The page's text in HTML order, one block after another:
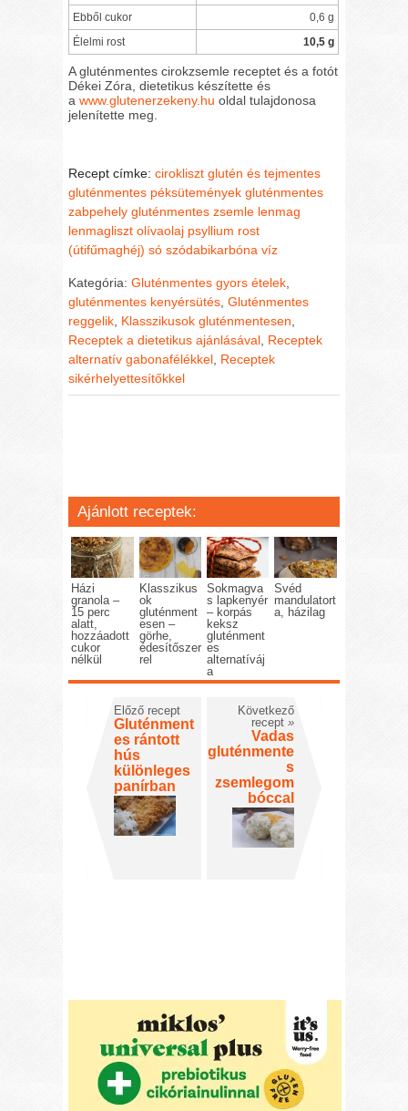
Ebből cukor
0,6 g
Élelmi rost
10,5 g
A gluténmentes cirokzsemle receptet és a fotót
Dékei Zóra, dietetikus készítette és
awww.glutenerzekeny.hu oldal tulajdonosa
jelenítette meg.
Recept címke:cirokliszt glutén és tejmentes
gluténmentes péksütemények gluténmentes
zabpehely gluténmentes zsemle lenmag
lenmagliszt olívaolaj psyllium rost
(útifűmaghéj) só szódabikarbóna víz
Kategória:Gluténmentes gyors ételek,
gluténmentes kenyérsütés,Gluténmentes
reggelik, Klasszikusok gluténmentesen,
Receptek a dietetikus ajánlásával, Receptek
alternatív gabonafélékkel, Receptek
sikérhelyettesítőkkel
Ajánlott receptek:
Házi
granola –
15 perc
alatt,
hozzáadott
cukor
nélkül
Klasszikus
ok
gluténment
esen –
görhe,
édesítőszer
rel
Sokmagva
s lapkenyér
– korpás
keksz
gluténment
es
alternatíváj
a
Svéd
mandulatort
a, házilag
Előző recept
Gluténment
es rántott
hús
különleges
panírban
Következő
recept »
Vadas
gluténmente
s
zsemlegom
bóccal